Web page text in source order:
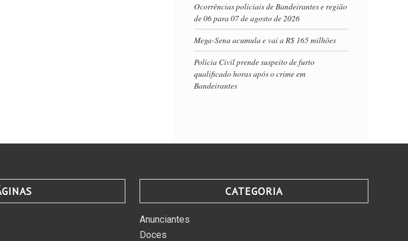
Ocorrências policiais de Bandeirantes e região
de 06 para 07 de agosto de 2026
Mega-Sena acumula e vai a R$ 165 milhões
Polícia Civil prende suspeito de furto
qualificado horas após o crime em
Bandeirantes
CATEGORIA
Anunciantes
Doces